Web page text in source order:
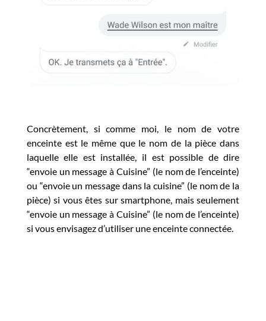
Concrètement, si comme moi, le nom de votre
enceinte est le même que le nom de la pièce dans
laquelle elle est installée, il est possible de dire
“envoie un message à Cuisine” (le nom de l’enceinte)
ou “envoie un message dans la cuisine” (le nom de la
pièce) si vous êtes sur smartphone, mais seulement
“envoie un message à Cuisine” (le nom de l’enceinte)
si vous envisagez d’utiliser une enceinte connectée.